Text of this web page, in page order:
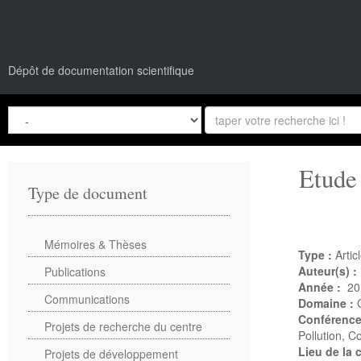
Dépôt de documentation scientifique
Type :
Auteur(s) :
Année :
Domaine :
Pollution,
Lieu de la
Type de document
Mémoires & Thèses
Publications
Communications
Projets de recherche du centre
Projets de développement